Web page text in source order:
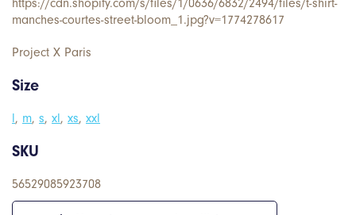
https://cdn.shopify.com/s/files/1/0636/6832/2494/files/t-shirt-
manches-courtes-street-bloom_1.jpg?v=1774278617
Project X Paris
Size
l, m, s, xl, xs, xxl
SKU
56529085923708